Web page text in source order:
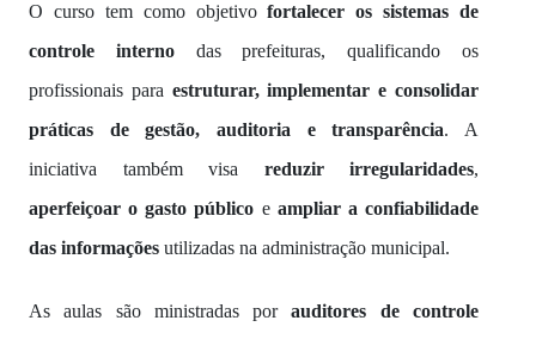
O curso tem como objetivofortalecer os sistemas de
controle internodas prefeituras, qualificando os
profissionais para estruturar, implementar e consolidar
práticas de gestão, auditoria e transparência. A
iniciativa também visa reduzir irregularidades,
aperfeiçoar o gasto público e ampliar a confiabilidade
das informações utilizadas na administração municipal.
As aulas são ministradas porauditores de controle